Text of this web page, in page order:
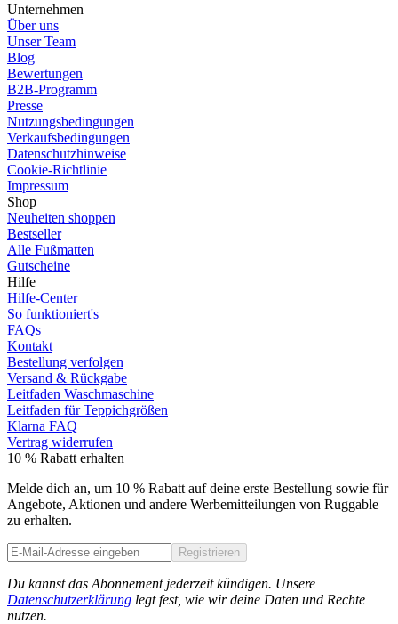
Unternehmen
Über uns
Unser Team
Blog
Bewertungen
B2B-Programm
Presse
Nutzungsbedingungen
Verkaufsbedingungen
Datenschutzhinweise
Cookie-Richtlinie
Impressum
Shop
Neuheiten shoppen
Bestseller
Alle Fußmatten
Gutscheine
Hilfe
Hilfe-Center
So funktioniert's
FAQs
Kontakt
Bestellung verfolgen
Versand & Rückgabe
Leitfaden Waschmaschine
Leitfaden für Teppichgrößen
Klarna FAQ
Vertrag widerrufen
10 % Rabatt erhalten
Melde dich an, um 10 % Rabatt auf deine erste Bestellung sowie für
Angebote, Aktionen und andere Werbemitteilungen von Ruggable
zu erhalten.
Registrieren
Du kannst das Abonnement jederzeit kündigen. Unsere
Datenschutzerklärung legt fest, wie wir deine Daten und Rechte
nutzen.